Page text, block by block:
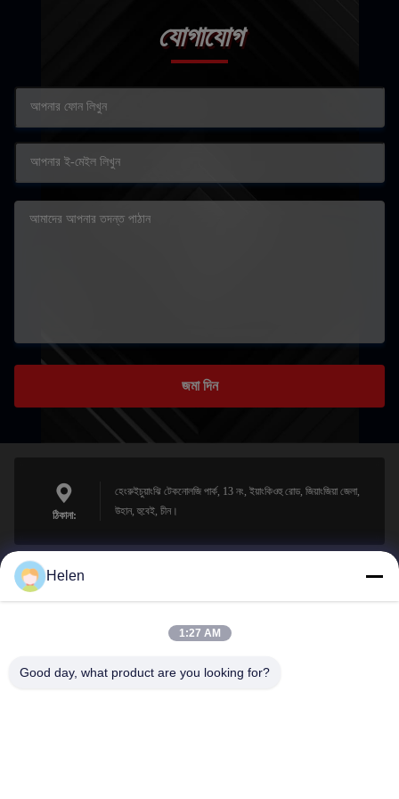
যোগাযোগ
জমা দিন
ঠিকানা:
হেংরুইচুয়াংঝি টেকনোলজি পার্ক, 13 নং, ইয়াংকিওহু রোড, জিয়াংজিয়া জেলা,
উহান, হুবেই, চীন।
sales@perfectlaser.net
Helen
1:27 AM
Good day, what product are you looking for?